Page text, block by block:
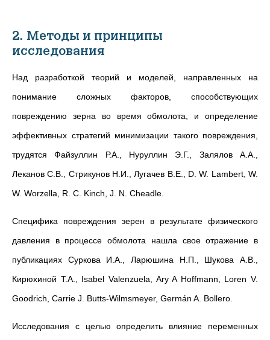
2. Методы и принципы
исследования
Над разработкой теорий и моделей, направленных на
понимание сложных факторов, способствующих
повреждению зерна во время обмолота, и определение
эффективных стратегий минимизации такого повреждения,
трудятся Файзуллин Р.А., Нуруллин Э.Г., Залялов А.А.,
Леканов С.В., Стрикунов Н.И., Лугачев В.Е., D. W. Lambert, W.
W. Worzella, R. C. Kinch, J. N. Cheadle.
Специфика повреждения зерен в результате физического
давления в процессе обмолота нашла свое отражение в
публикациях Суркова И.А., Ларюшина Н.П., Шукова А.В.,
Кирюхиной Т.А., Isabel Valenzuela, Ary A Hoffmann, Loren V.
Goodrich, Carrie J. Butts-Wilmsmeyer, Germán A. Bollero.
Исследования с целью определить влияние переменных